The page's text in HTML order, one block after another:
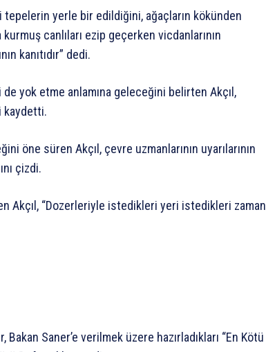
tepelerin yerle bir edildiğini, ağaçların kökünden
canlıları ezip geçerken vicdanlarının
kanıtıdır” dedi.
yok etme anlamına geleceğini belirten Akçıl,
kaydetti.
öne süren Akçıl, çevre uzmanlarının uyarılarının
çizdi.
Akçıl, “Dozerleriyle istedikleri yeri istedikleri zaman
Saner’e verilmek üzere hazırladıkları “En Kötü